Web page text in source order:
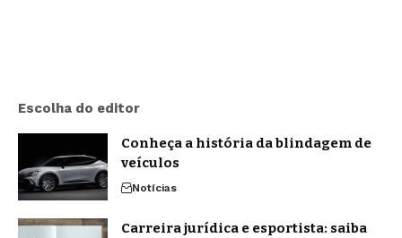
Escolha do editor
Conheça a história da blindagem de
veículos
Notícias
Carreira jurídica e esportista: saiba